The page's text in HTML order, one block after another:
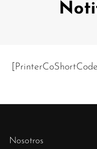
[PrinterCoShortCode]
Nosotros